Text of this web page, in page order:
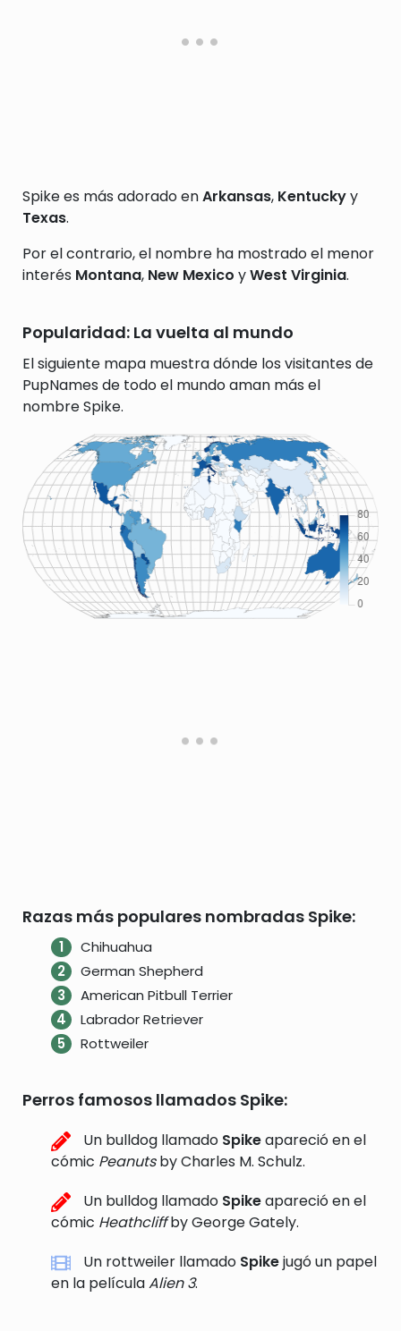
Spike es más adorado enArkansas, Kentuckyy
Texas.
Por el contrario, el nombre ha mostrado el menor
interés Montana, New Mexico yWest Virginia.
Popularidad: La vuelta al mundo
El siguiente mapa muestra dónde los visitantes de
PupNames de todo el mundo aman más el
nombre Spike.
Razas más populares nombradas Spike:
Chihuahua
German Shepherd
American Pitbull Terrier
Labrador Retriever
Rottweiler
Perros famosos llamados Spike:
Un bulldog llamado Spikeapareció en el
cómic Peanutsby Charles M. Schulz.
Un bulldog llamado Spikeapareció en el
cómic Heathcliffby George Gately.
Un rottweiler llamado Spikejugó un papel
en la películaAlien 3.